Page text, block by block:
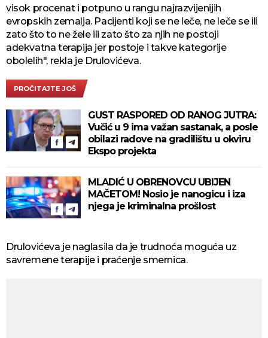
visok procenat i potpuno u rangu najrazvijenijih
evropskih zemalja. Pacijenti koji se ne leče, ne leče se ili
zato što to ne žele ili zato što za njih ne postoji
adekvatna terapija jer postoje i takve kategorije
obolelih", rekla je Drulovićeva.
PROČITAJTE JOŠ
GUST RASPORED OD RANOG JUTRA:
Vučić u 9 ima važan sastanak, a posle
obilazi radove na gradilištu u okviru
Ekspo projekta
MLADIĆ U OBRENOVCU UBIJEN
MAČETOM! Nosio je nanogicu i iza
njega je kriminalna prošlost
Drulovićeva je naglasila da je trudnoća moguća uz
savremene terapije i praćenje smernica.